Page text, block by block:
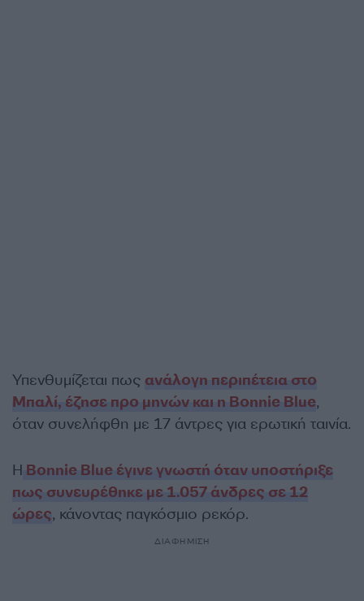
Υπενθυμίζεται πως ανάλογη περιπέτεια στο
Μπαλί, έζησε προ μηνών και η Bonnie Blue,
όταν συνελήφθη με 17 άντρες για ερωτική ταινία.
Η Bonnie Blue έγινε γνωστή όταν υποστήριξε
πως συνευρέθηκε με 1.057 άνδρες σε 12
ώρες, κάνοντας παγκόσμιο ρεκόρ.
ΔΙΑΦΗΜΙΣΗ